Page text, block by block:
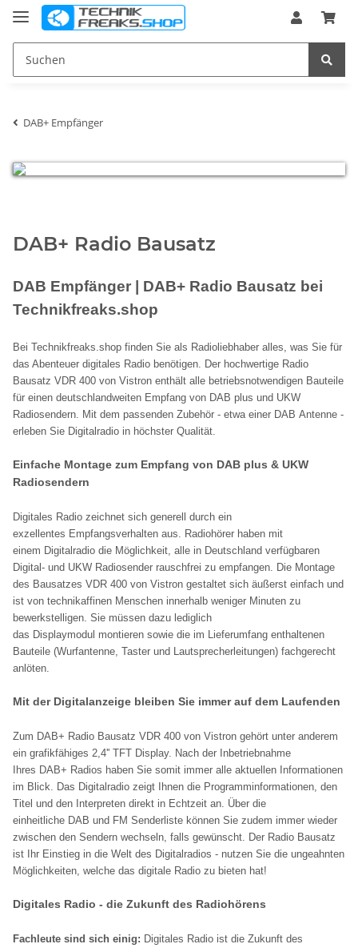
DAB+ Empfänger
DAB+ Radio Bausatz
DAB Empfänger | DAB+ Radio Bausatz bei
Technikfreaks.shop
Bei Technikfreaks.shop finden Sie als Radioliebhaber alles, was Sie für
das Abenteuer digitales Radio benötigen. Der hochwertige Radio
Bausatz VDR 400 von Vistron enthält alle betriebsnotwendigen Bauteile
für einen deutschlandweiten Empfang von DAB plus und UKW
Radiosendern. Mit dem passenden Zubehör - etwa einer DAB Antenne -
erleben Sie Digitalradio in höchster Qualität.
Einfache Montage zum Empfang von DAB plus & UKW
Radiosendern
Digitales Radio zeichnet sich generell durch ein
exzellentes Empfangsverhalten aus. Radiohörer haben mit
einem Digitalradio die Möglichkeit, alle in Deutschland verfügbaren
Digital- und UKW Radiosender rauschfrei zu empfangen. Die Montage
des Bausatzes VDR 400 von Vistron gestaltet sich äußerst einfach und
ist von technikaffinen Menschen innerhalb weniger Minuten zu
bewerkstelligen. Sie müssen dazu lediglich
das Displaymodul montieren sowie die im Lieferumfang enthaltenen
Bauteile (Wurfantenne, Taster und Lautsprecherleitungen) fachgerecht
anlöten.
Mit der Digitalanzeige bleiben Sie immer auf dem Laufenden
Zum DAB+ Radio Bausatz VDR 400 von Vistron gehört unter anderem
ein grafikfähiges 2,4'' TFT Display. Nach der Inbetriebnahme
Ihres DAB+ Radios haben Sie somit immer alle aktuellen Informationen
im Blick. Das Digitalradio zeigt Ihnen die Programminformationen, den
Titel und den Interpreten direkt in Echtzeit an. Über die
einheitliche DAB und FM Senderliste können Sie zudem immer wieder
zwischen den Sendern wechseln, falls gewünscht. Der Radio Bausatz
ist Ihr Einstieg in die Welt des Digitalradios - nutzen Sie die ungeahnten
Möglichkeiten, welche das digitale Radio zu bieten hat!
Digitales Radio - die Zukunft des Radiohörens
Fachleute sind sich einig: Digitales Radio ist die Zukunft des